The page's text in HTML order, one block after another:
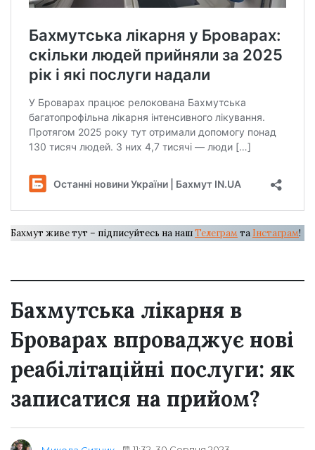
Бахмут живе тут – підписуйтесь на нашТелеграм та Інстаграм!
Бахмутська лікарня в
Броварах впроваджує нові
реабілітаційні послуги: як
записатися на прийом?